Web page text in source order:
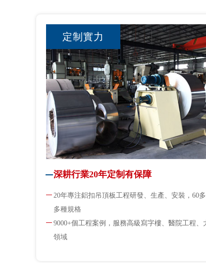
定制實力
深耕行業20年定制有保障
20年專注鋁扣吊頂板工程研發、生產、安裝，60
多種規格
9000+個工程案例，服務高級寫字樓、醫院工程、
領域